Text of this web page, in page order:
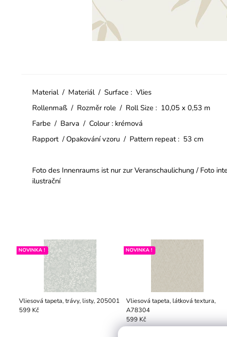
Material / Materiál / Surface : Vlies
Rollenmaß / Rozměr role / Roll Size : 10,05 x 0,53 m
Farbe / Barva / Colour : krémová
Rapport / Opakování vzoru / Pattern repeat : 53 cm
Foto des Innenraums ist nur zur Veranschaulichung / Foto
ilustrační
Vliesová tapeta, trávy, listy, 205001
NOVINKA !
599 Kč
Vliesová tapeta, látková textura,
A78304
NOVINKA !
599 Kč